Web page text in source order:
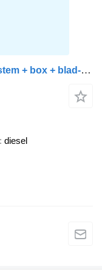
MAN TGL 8.150 + Euro 6 + Hooksystem + box + blad-blad
diesel